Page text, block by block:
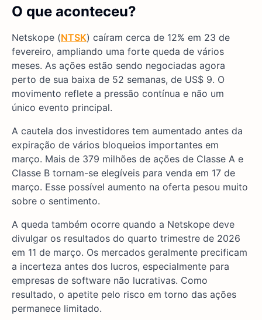
O que aconteceu?
Netskope (NTSK) caíram cerca de 12% em 23 de
fevereiro, ampliando uma forte queda de vários
meses. As ações estão sendo negociadas agora
perto de sua baixa de 52 semanas, de US$ 9. O
movimento reflete a pressão contínua e não um
único evento principal.
A cautela dos investidores tem aumentado antes da
expiração de vários bloqueios importantes em
março. Mais de 379 milhões de ações de Classe A e
Classe B tornam-se elegíveis para venda em 17 de
março. Esse possível aumento na oferta pesou muito
sobre o sentimento.
A queda também ocorre quando a Netskope deve
divulgar os resultados do quarto trimestre de 2026
em 11 de março. Os mercados geralmente precificam
a incerteza antes dos lucros, especialmente para
empresas de software não lucrativas. Como
resultado, o apetite pelo risco em torno das ações
permanece limitado.